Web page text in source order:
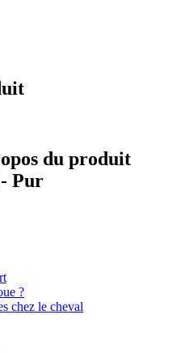
du produit
Pur
?
chez le cheval